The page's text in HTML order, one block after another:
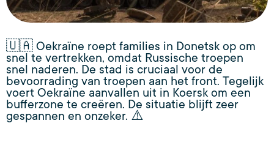
🇺🇦 Oekraïne roept families in Donetsk op om
snel te vertrekken, omdat Russische troepen
snel naderen. De stad is cruciaal voor de
bevoorrading van troepen aan het front. Tegelijk
voert Oekraïne aanvallen uit in Koersk om een
bufferzone te creëren. De situatie blijft zeer
gespannen en onzeker. ⚠️